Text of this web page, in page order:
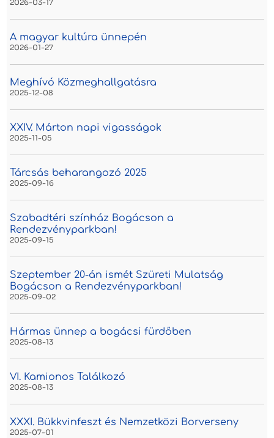
2026-03-17
A magyar kultúra ünnepén
2026-01-27
Meghívó Közmeghallgatásra
2025-12-08
XXIV. Márton napi vigasságok
2025-11-05
Tárcsás beharangozó 2025
2025-09-16
Szabadtéri színház Bogácson a
Rendezvényparkban!
2025-09-15
Szeptember 20-án ismét Szüreti Mulatság
Bogácson a Rendezvényparkban!
2025-09-02
Hármas ünnep a bogácsi fürdőben
2025-08-13
VI. Kamionos Találkozó
2025-08-13
XXXI. Bükkvinfeszt és Nemzetközi Borverseny
2025-07-01